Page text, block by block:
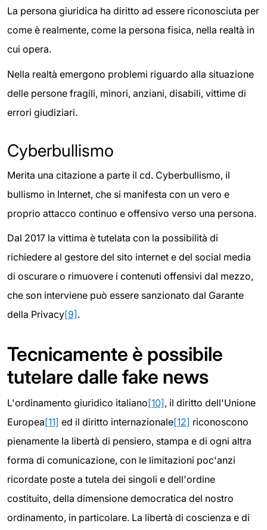
La persona giuridica ha diritto ad essere riconosciuta per
come è realmente, come la persona fisica, nella realtà in
cui opera.
Nella realtà emergono problemi riguardo alla situazione
delle persone fragili, minori, anziani, disabili, vittime di
errori giudiziari.
Cyberbullismo
Merita una citazione a parte il cd. Cyberbullismo, il
bullismo in Internet, che si manifesta con un vero e
proprio attacco continuo e offensivo verso una persona.
Dal 2017 la vittima è tutelata con la possibilità di
richiedere al gestore del sito internet e del social media
di oscurare o rimuovere i contenuti offensivi dal mezzo,
che son interviene può essere sanzionato dal Garante
della Privacy[9] .
Tecnicamente è possibile
tutelare dalle fake news
L'ordinamento giuridico italiano[10], il diritto dell'Unione
Europea[11] ed il diritto internazionale[12] riconoscono
pienamente la libertà di pensiero, stampa e di ogni altra
forma di comunicazione, con le limitazioni poc'anzi
ricordate poste a tutela dei singoli e dell'ordine
costituito, della dimensione democratica del nostro
ordinamento, in particolare. La libertà di coscienza e di